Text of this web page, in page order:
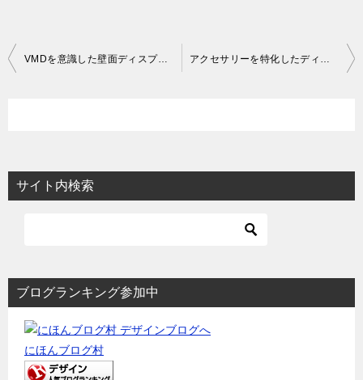
投
ー
VMDを意識した壁面ディスプレイパネルの作図事例 アクセサリーを特化したディスプレイ什器
サイト内検索
ブログランキング参加中
にほんブログ村